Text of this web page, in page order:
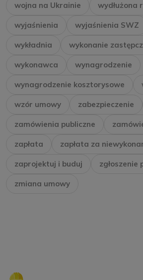
wojna na Ukrainie wydłużona
wyjaśnienia wyjaśnienia SWZ
wykładnia wykonanie
wykonawca wynagrodzenie
wynagrodzenie kosztorysowe
wzór umowy zabezpieczenie
zamówienia publiczne
zapłata zapłata za
zaprojektuj i buduj zgłoszenie
zmiana umowy